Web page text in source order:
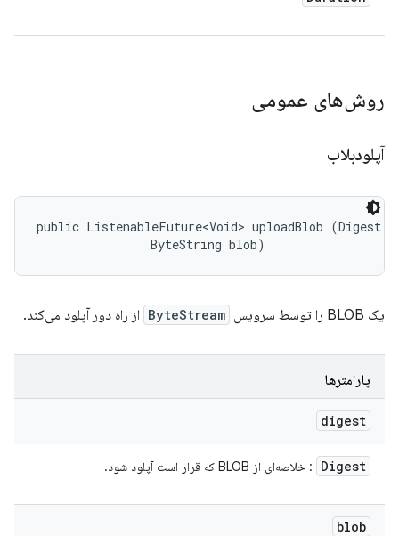
روش‌های عمومی
آپلودبلاب
public ListenableFuture<Void> uploadBlob (Digest
                ByteString blob)
یک BLOB را توسط سرویس ByteStream از راه دور آپلود می‌کند.
پارامترها
digest
Digest : خلاصه‌ای از BLOB که قرار است آپلود شود.
blob